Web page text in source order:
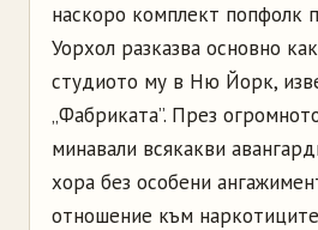
наскоро комплект попфолк
Уорхол разказва основно
студиото му в Ню Йорк,
„Фабриката”. През
минавали всякакви
хора без особени
отношение към